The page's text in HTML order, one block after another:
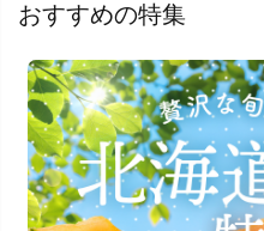
おすすめの特集